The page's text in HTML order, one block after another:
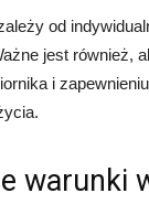
od
jest również,
i
warunki